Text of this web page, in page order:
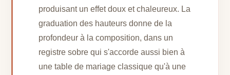
produisant un effet doux et chaleureux. La
graduation des hauteurs donne de la
profondeur à la composition, dans un
registre sobre qui s'accorde aussi bien à
une table de mariage classique qu'à une